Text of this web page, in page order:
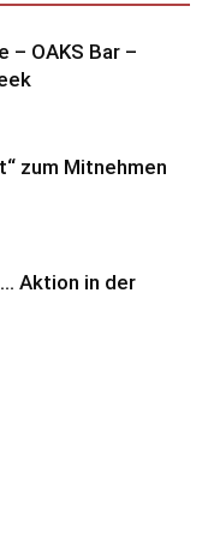
– OAKS Bar –
zum Mitnehmen
Aktion in der